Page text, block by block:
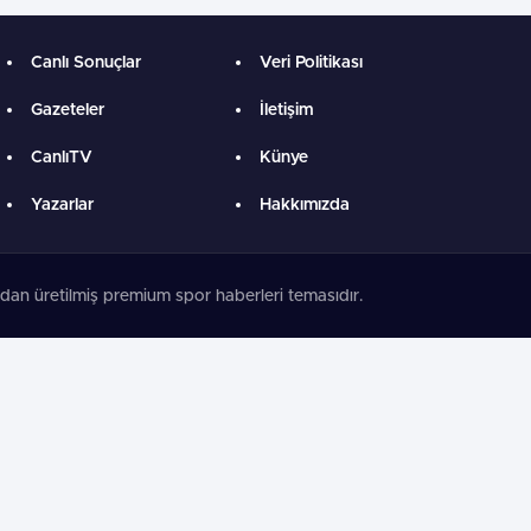
Canlı Sonuçlar
Gazeteler
CanlıTV
Yazarlar
Veri Politikası
İletişim
Künye
Hakkımızda
üretilmiş premium spor haberleri temasıdır.